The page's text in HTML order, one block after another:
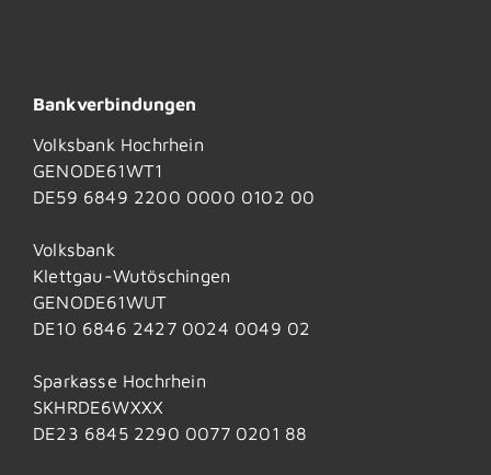
Bankverbindungen
Volksbank Hochrhein
GENODE61WT1
DE59 6849 2200 0000 0102 00
Volksbank
Klettgau-Wutöschingen
GENODE61WUT
DE10 6846 2427 0024 0049 02
Sparkasse Hochrhein
SKHRDE6WXXX
DE23 6845 2290 0077 0201 88